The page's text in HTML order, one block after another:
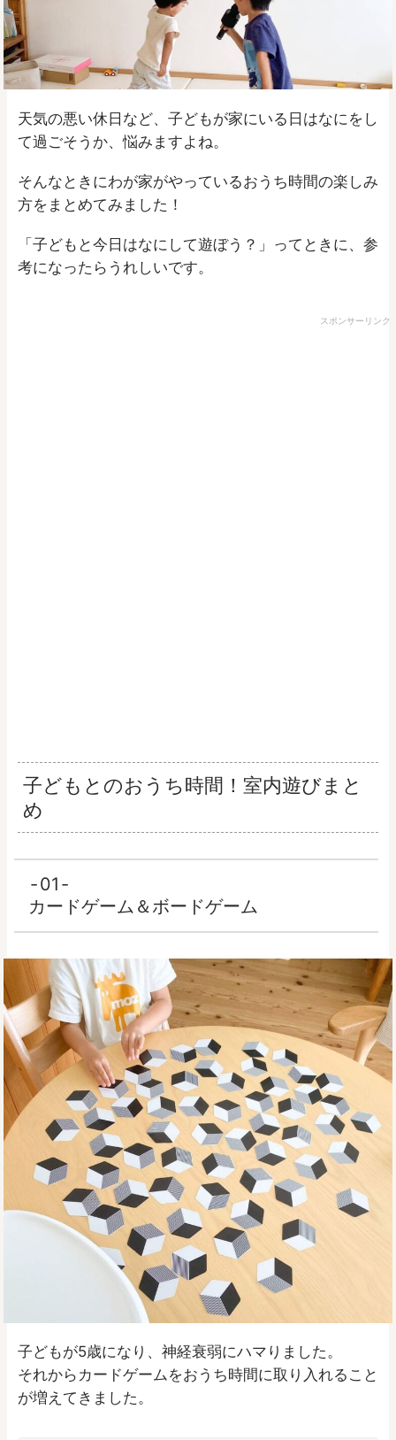
天気の悪い休日など、子どもが家にいる日はなにをし
て過ごそうか、悩みますよね。
そんなときにわが家がやっているおうち時間の楽しみ
方をまとめてみました！
「子どもと今日はなにして遊ぼう？」ってときに、参
考になったらうれしいです。
スポンサーリンク
子どもとのおうち時間！室内遊びまと
め
01
カードゲーム＆ボードゲーム
子どもが5歳になり、神経衰弱にハマりました。
それからカードゲームをおうち時間に取り入れること
が増えてきました。